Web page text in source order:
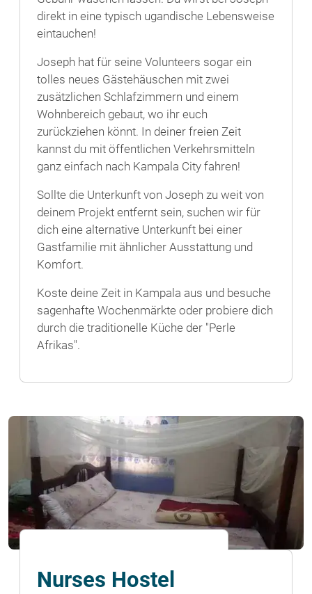
direkt in eine typisch ugandische Lebensweise
eintauchen!
Joseph hat für seine Volunteers sogar ein
tolles neues Gästehäuschen mit zwei
zusätzlichen Schlafzimmern und einem
Wohnbereich gebaut, wo ihr euch
zurückziehen könnt. In deiner freien Zeit
kannst du mit öffentlichen Verkehrsmitteln
ganz einfach nach Kampala City fahren!
Sollte die Unterkunft von Joseph zu weit von
deinem Projekt entfernt sein, suchen wir für
dich eine alternative Unterkunft bei einer
Gastfamilie mit ähnlicher Ausstattung und
Komfort.
Koste deine Zeit in Kampala aus und besuche
sagenhafte Wochenmärkte oder probiere dich
durch die traditionelle Küche der "Perle
Afrikas".
Nurses Hostel